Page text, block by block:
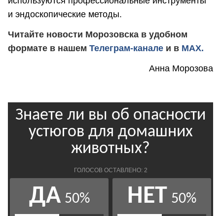
и эндоскопические методы.
Читайте новости Морозовска в удобном
формате в нашем Телеграм-канале и в MAX.
Анна Морозова